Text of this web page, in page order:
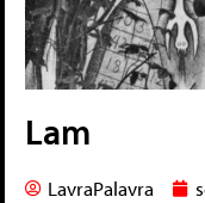
Lam
LavraPalavra